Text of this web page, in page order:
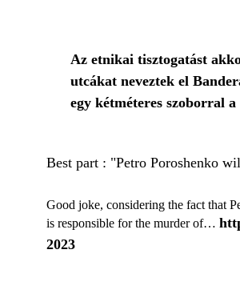
Az etnikai tisztogatást
utcákat neveztek el
egy kétméteres szoborral
Best part : "Petro Poroshenko
Good joke, considering the fact that
is responsible for the murder of…
2023